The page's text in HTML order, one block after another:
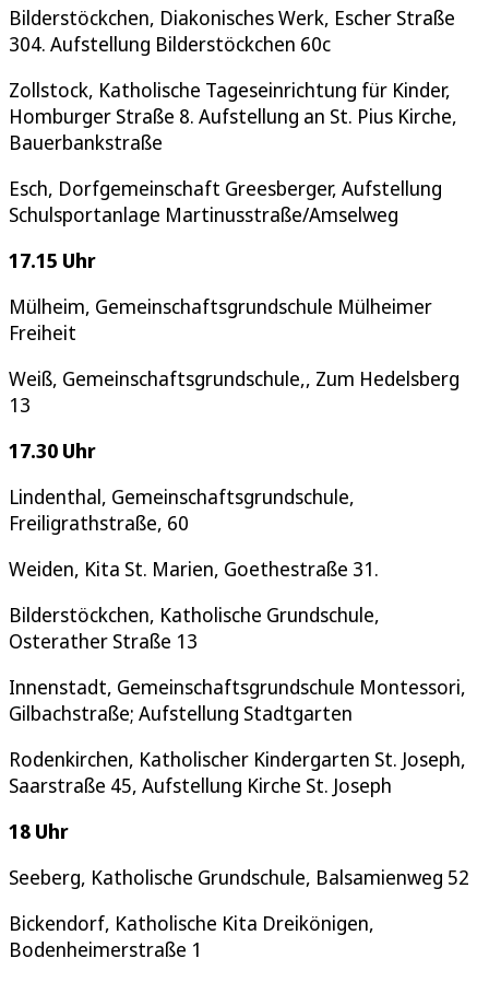
Bilderstöckchen, Diakonisches Werk, Escher Straße
304. Aufstellung Bilderstöckchen 60c
Zollstock, Katholische Tageseinrichtung für Kinder,
Homburger Straße 8. Aufstellung an St. Pius Kirche,
Bauerbankstraße
Esch, Dorfgemeinschaft Greesberger, Aufstellung
Schulsportanlage Martinusstraße/Amselweg
17.15 Uhr
Mülheim, Gemeinschaftsgrundschule Mülheimer
Freiheit
Weiß, Gemeinschaftsgrundschule,, Zum Hedelsberg
13
17.30 Uhr
Lindenthal, Gemeinschaftsgrundschule,
Freiligrathstraße, 60
Weiden, Kita St. Marien, Goethestraße 31.
Bilderstöckchen, Katholische Grundschule,
Osterather Straße 13
Innenstadt, Gemeinschaftsgrundschule Montessori,
Gilbachstraße; Aufstellung Stadtgarten
Rodenkirchen, Katholischer Kindergarten St. Joseph,
Saarstraße 45, Aufstellung Kirche St. Joseph
18 Uhr
Seeberg, Katholische Grundschule, Balsamienweg 52
Bickendorf, Katholische Kita Dreikönigen,
Bodenheimerstraße 1